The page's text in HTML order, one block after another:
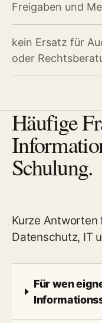
Freigaben und
kein Ersatz für
oder
Häufige
Schulung.
Kurze
Datenschutz, IT
Für wen